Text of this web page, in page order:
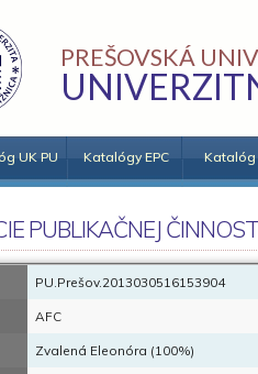
PREŠOVSKÁ
UK PU Katalógy EPC Katalóg
PUBLIKAČNEJ
PU.Prešov.2013030516153904
AFC
Zvalená Eleonóra (100%)